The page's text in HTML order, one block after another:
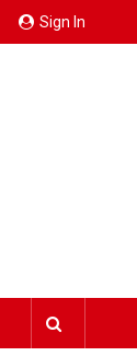
Sign In